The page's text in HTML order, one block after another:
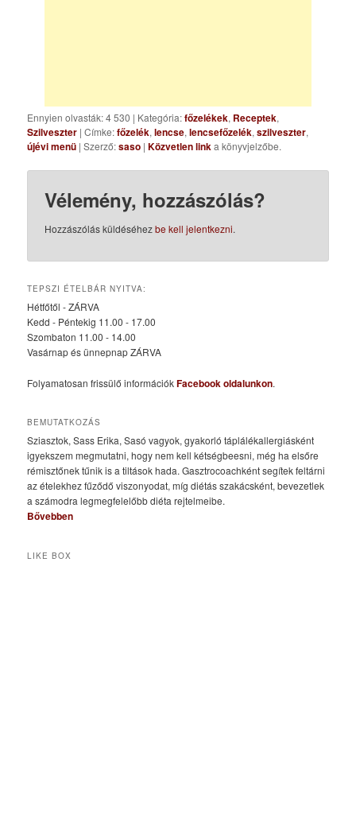
Ennyien olvasták: 4 530 | Kategória:főzelékek, Receptek,
Szilveszter | Címke:főzelék,lencse,lencsefőzelék,szilveszter,
újévi menü | Szerző:saso |Közvetlen linka könyvjelzőbe.
Vélemény, hozzászólás?
Hozzászólás küldéséhezbe kell jelentkezni.
TEPSZI ÉTELBÁR NYITVA:
Hétfőtől - ZÁRVA
Kedd - Péntekig 11.00 - 17.00
Szombaton 11.00 - 14.00
Vasárnap és ünnepnap ZÁRVA
Folyamatosan frissülő információkFacebook oldalunkon.
BEMUTATKOZÁS
Sziasztok, Sass Erika, Sasó vagyok, gyakorló táplálékallergiásként
igyekszem megmutatni, hogy nem kell kétségbeesni, még ha elsőre
rémisztőnek tűnik is a tiltások hada. Gasztrocoachként segítek feltárni
az ételekhez fűződő viszonyodat, míg diétás szakácsként, bevezetlek
a számodra legmegfelelőbb diéta rejtelmeibe.
Bővebben
LIKE BOX